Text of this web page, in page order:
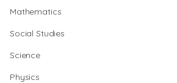
Mathematics
Social Studies
Science
Physics